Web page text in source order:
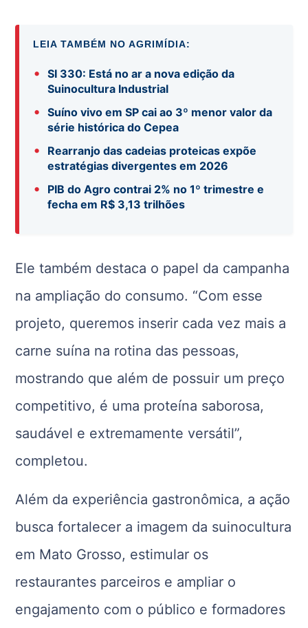
LEIA TAMBÉM NO AGRIMÍDIA:
•
SI 330: Está no ar a nova edição da
Suinocultura Industrial
•
Suíno vivo em SP cai ao 3º menor valor da
série histórica do Cepea
•
Rearranjo das cadeias proteicas expõe
estratégias divergentes em 2026
•
PIB do Agro contrai 2% no 1º trimestre e
fecha em R$ 3,13 trilhões
Ele também destaca o papel da campanha
na ampliação do consumo. “Com esse
projeto, queremos inserir cada vez mais a
carne suína na rotina das pessoas,
mostrando que além de possuir um preço
competitivo, é uma proteína saborosa,
saudável e extremamente versátil”,
completou.
Além da experiência gastronômica, a ação
busca fortalecer a imagem da suinocultura
em Mato Grosso, estimular os
restaurantes parceiros e ampliar o
engajamento com o público e formadores